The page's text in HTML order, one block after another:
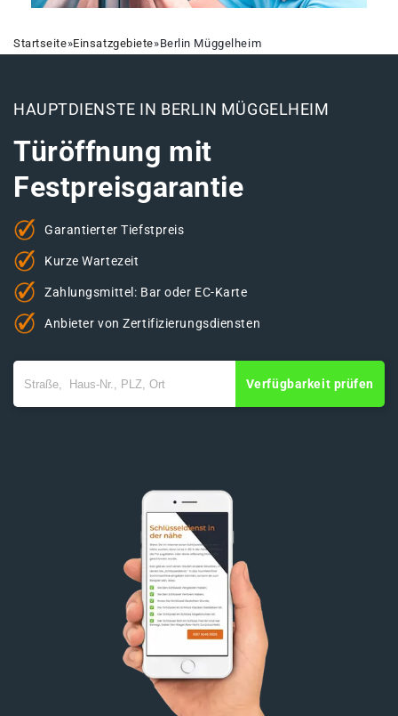
Startseite»Einsatzgebiete»Berlin Müggelheim
HAUPTDIENSTE IN BERLIN MÜGGELHEIM
Türöffnung mit
Festpreisgarantie
Garantierter Tiefstpreis
Kurze Wartezeit
Zahlungsmittel: Bar oder EC-Karte
Anbieter von Zertifizierungsdiensten
Verfügbarkeit prüfen